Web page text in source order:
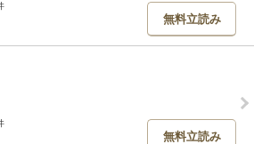
無料立読み
無料立読み